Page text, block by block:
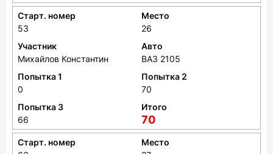
Старт. номер
53
Место
26
Участник
Михайлов Константин
Авто
ВАЗ 2105
Попытка 1
0
Попытка 2
70
Попытка 3
66
Итого
70
Старт. номер
Место